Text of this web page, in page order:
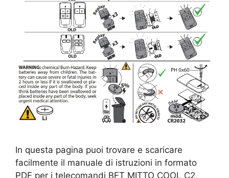
In questa pagina puoi trovare e scaricare
facilmente il manuale di istruzioni in formato
PDF per i telecomandi BFT MITTO COOL C2,